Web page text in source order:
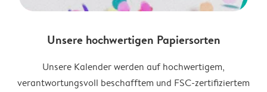
Unsere hochwertigen Papiersorten
Unsere Kalender werden auf hochwertigem,
verantwortungsvoll beschafftem und FSC-zertifiziertem